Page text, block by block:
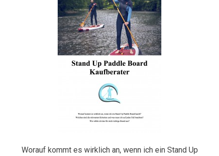
Worauf kommt es wirklich an, wenn ich ein Stand Up